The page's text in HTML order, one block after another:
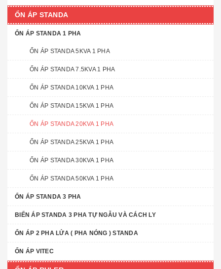
ỔN ÁP STANDA
ỔN ÁP STANDA 1 PHA
ỔN ÁP STANDA 5KVA 1 PHA
ỔN ÁP STANDA 7.5KVA 1 PHA
ỔN ÁP STANDA 10KVA 1 PHA
ỔN ÁP STANDA 15KVA 1 PHA
ỔN ÁP STANDA 20KVA 1 PHA
ỔN ÁP STANDA 25KVA 1 PHA
ỔN ÁP STANDA 30KVA 1 PHA
ỔN ÁP STANDA 50KVA 1 PHA
ỔN ÁP STANDA 3 PHA
BIẾN ÁP STANDA 3 PHA TỰ NGẪU VÀ CÁCH LY
ỔN ÁP 2 PHA LỬA ( PHA NÓNG ) STANDA
ỔN ÁP VITEC